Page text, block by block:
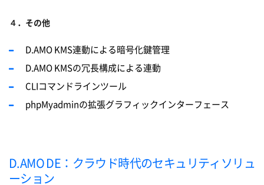
４．その他
D.AMO KMS連動による暗号化鍵管理
D.AMO KMSの冗長構成による連動
CLIコマンドラインツール
phpMyadminの拡張グラフィックインターフェース
D.AMO DE：クラウド時代のセキュリティソリュ
ーション